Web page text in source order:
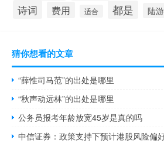
诗词 费用 适合 都是 陆游
猜你想看的文章
“薛惟司马范”的出处是哪里
“秋声动远林”的出处是哪里
公务员报考年龄放宽45岁是真的吗
中信证券：政策支持下预计港股风险偏